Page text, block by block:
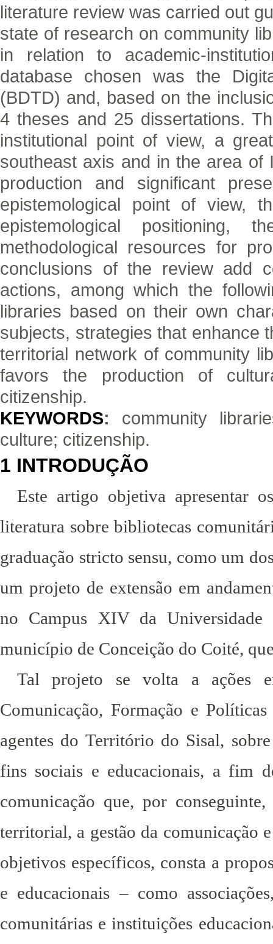
literature review was carried out
state of research on community
in relation to academic-
database chosen was the
(BDTD) and, based on the
4 theses and 25 dissertations.
institutional point of view, a
southeast axis and in the area of
production and significant
epistemological point of view,
epistemological
methodological resources for
conclusions of the review add
actions, among which the
libraries based on their own
subjects, strategies that enhance
territorial network of community
favors the production of
citizenship.
KEYWORDS: community
culture; citizenship.
1 INTRODUÇÃO
Este artigo objetiva apresentar
literatura sobre bibliotecas
graduação stricto sensu, como um
um projeto de extensão em
no Campus XIV da
município de Conceição do Coité,
Tal projeto se volta a ações
Comunicação, Formação e
agentes do Território do Sisal,
fins sociais e educacionais, a fim
comunicação que, por
territorial, a gestão da comunicação
objetivos específicos, consta a
e educacionais – como
comunitárias e instituições